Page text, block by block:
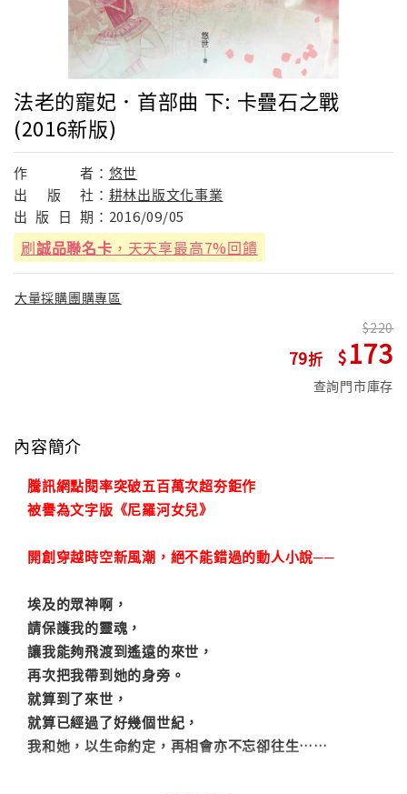
法老的寵妃．首部曲 下: 卡疊石之戰
(2016新版)
作 者： 悠世
出
版 社： 耕林出版文化事業
出 版 日 期： 2016/09/05
刷誠品聯名卡 ，天天享最高7%回饋
大量採購團購專區
79
220
173
查詢門市庫存
內容簡介
騰訊網點閱率突破五百萬次超夯鉅作
被譽為文字版《尼羅河女兒》
開創穿越時空新風潮，絕不能錯過的動人小說──
埃及的眾神啊，
請保護我的靈魂，
讓我能夠飛渡到遙遠的來世，
再次把我帶到她的身旁。
就算到了來世，
就算已經過了好幾個世紀，
我和她，以生命約定，再相會亦不忘卻往生……